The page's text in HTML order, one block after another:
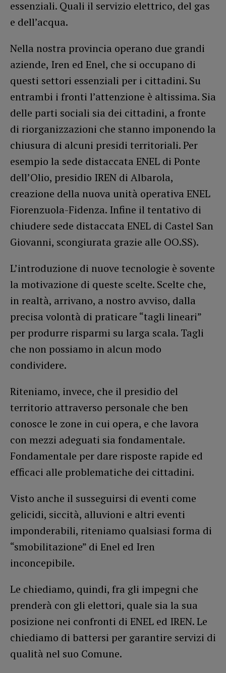
essenziali. Quali il servizio elettrico, del gas
e dell’acqua.
Nella nostra provincia operano due grandi
aziende, Iren ed Enel, che si occupano di
questi settori essenziali per i cittadini. Su
entrambi i fronti l’attenzione è altissima. Sia
delle parti sociali sia dei cittadini, a fronte
di riorganizzazioni che stanno imponendo la
chiusura di alcuni presidi territoriali. Per
esempio la sede distaccata ENEL di Ponte
dell’Olio, presidio IREN di Albarola,
creazione della nuova unità operativa ENEL
Fiorenzuola-Fidenza. Infine il tentativo di
chiudere sede distaccata ENEL di Castel San
Giovanni, scongiurata grazie alle OO.SS).
L’introduzione di nuove tecnologie è sovente
la motivazione di queste scelte. Scelte che,
in realtà, arrivano, a nostro avviso, dalla
precisa volontà di praticare “tagli lineari”
per produrre risparmi su larga scala. Tagli
che non possiamo in alcun modo
condividere.
Riteniamo, invece, che il presidio del
territorio attraverso personale che ben
conosce le zone in cui opera, e che lavora
con mezzi adeguati sia fondamentale.
Fondamentale per dare risposte rapide ed
efficaci alle problematiche dei cittadini.
Visto anche il susseguirsi di eventi come
gelicidi, siccità, alluvioni e altri eventi
imponderabili, riteniamo qualsiasi forma di
“smobilitazione” di Enel ed Iren
inconcepibile.
Le chiediamo, quindi, fra gli impegni che
prenderà con gli elettori, quale sia la sua
posizione nei confronti di ENEL ed IREN. Le
chiediamo di battersi per garantire servizi di
qualità nel suo Comune.